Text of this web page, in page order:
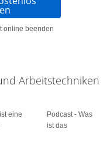
online beenden
Arbeitstechniken
eine
Podcast - Was
ist das